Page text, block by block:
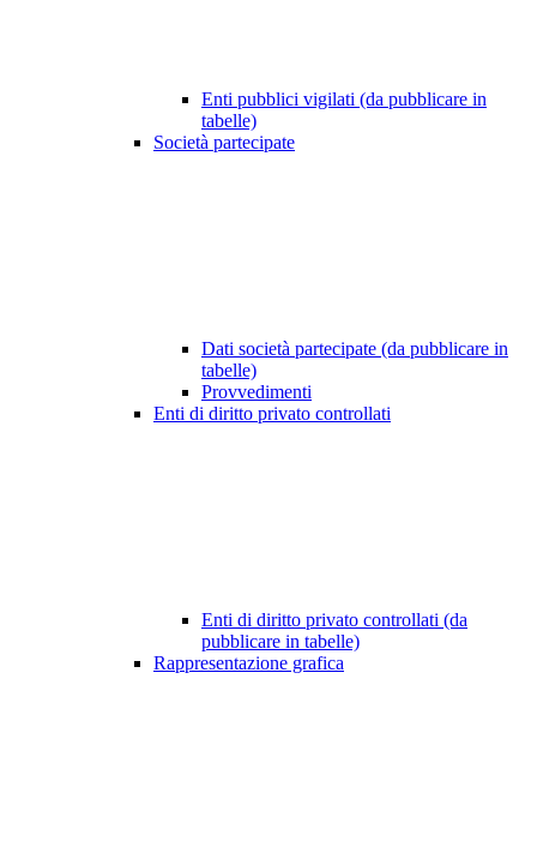
Enti pubblici vigilati (da pubblicare in
tabelle)
Società partecipate
Dati società partecipate (da pubblicare in
tabelle)
Provvedimenti
Enti di diritto privato controllati
Enti di diritto privato controllati (da
pubblicare in tabelle)
Rappresentazione grafica